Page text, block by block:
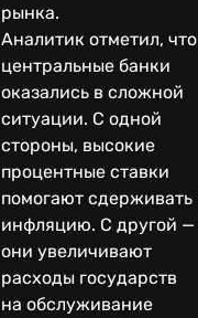
рынка.
Аналитик отметил, что
центральные банки
оказались в сложной
ситуации. С одной
стороны, высокие
процентные ставки
помогают сдерживать
инфляцию. С другой —
они увеличивают
расходы государств
на обслуживание